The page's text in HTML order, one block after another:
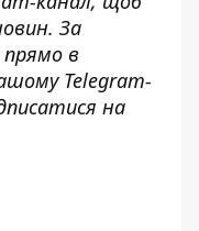
За
в
Telegram-
на